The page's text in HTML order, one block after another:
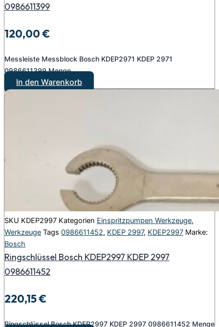
0986611399
120,00€
Messleiste Messblock Bosch KDEP2971 KDEP 2971
0986611399 Menge
In den Warenkorb
SKU KDEP2997 Kategorien Einspritzpumpen Werkzeuge,
Werkzeuge Tags 0986611452, KDEP 2997, KDEP2997 Marke:
Bosch
Ringschlüssel Bosch KDEP2997 KDEP 2997
0986611452
220,15€
Ringschlüssel Bosch KDEP2997 KDEP 2997 0986611452 Menge